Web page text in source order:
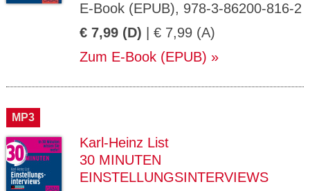
E-Book (EPUB), 978-3-86200-816-2
€ 7,99 (D) | € 7,99 (A)
Zum E-Book (EPUB)
MP3
Karl-Heinz List
30 MINUTEN
EINSTELLUNGSINTERVIEWS